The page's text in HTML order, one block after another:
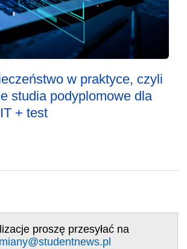
w praktyce, czyli
studia podyplomowe dla
+ test
proszę przesyłać na